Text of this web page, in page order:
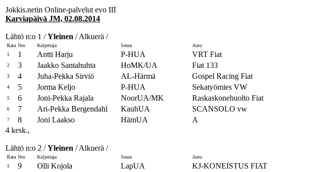
Jokkis.netin Online-palvelut evo III
Karviapäivä JM, 02.08.2014
Lähtö n:o 1 /Yleinen / Alkuerä /
Rata Nro Kuljettaja Seura Auto
1
1 Antti Harju P-HUA VRT Fiat
2 3 Jaakko Santahuhta HoMK/UA Fiat 133
3 4 Juha-Pekka Sirviö AL-Härmä Gospel Racing Fiat
4 5 Jorma Keljo P-HUA Sekatyömies VW
5 6 Joni-Pekka Rajala NoorUA/MK Raskaskonehuolto Fiat
6 7 Ari-Pekka Bergendahl KauhUA SCANSOLO vw
7 8 Joni Laakso HämUA A
4 kesk.,
Lähtö n:o 2 /Yleinen / Alkuerä /
Rata Nro Kuljettaja Seura Auto
1
9 Olli Kojola LapUA KJ-KONEISTUS FIAT